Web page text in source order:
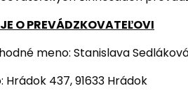
O PREVÁDZKOVATEĽOVI
meno: Stanislava Sedláková
Hrádok 437, 91633 Hrádok